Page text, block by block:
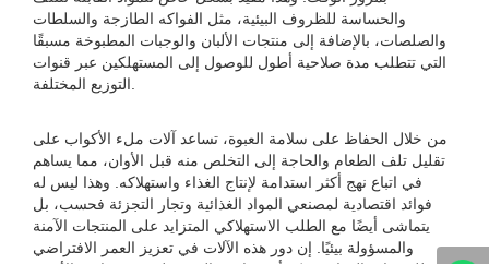
والحساسة للظروف البيئية، مثل الفواكه الطازجة والسلطات
والصلصات، بالإضافة إلى منتجات الألبان والوجبات المطبوخة مسبقًا
التي تتطلب مدة صلاحية أطول للوصول إلى المستهلكين عبر قنوات
من خلال الحفاظ على سلامة العبوة، تساعد آلات ملء الأكواب على
تقليل تلف الطعام والحاجة إلى التخلص منه قبل الأوان، مما يساهم
في اتباع نهج أكثر استدامة لإنتاج الغذاء واستهلاكه. وهذا ليس له
فوائد اقتصادية لمصنعي المواد الغذائية وتجار التجزئة فحسب، بل
يتماشى أيضًا مع الطلب الاستهلاكي المتزايد على المنتجات الآمنة
والمسؤولة بيئيًا. إن دور هذه الآلات في تعزيز العمر الافتراضي